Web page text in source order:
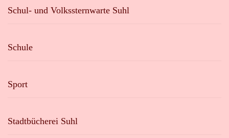
Schul- und Volkssternwarte Suhl
Schule
Sport
Stadtbücherei Suhl